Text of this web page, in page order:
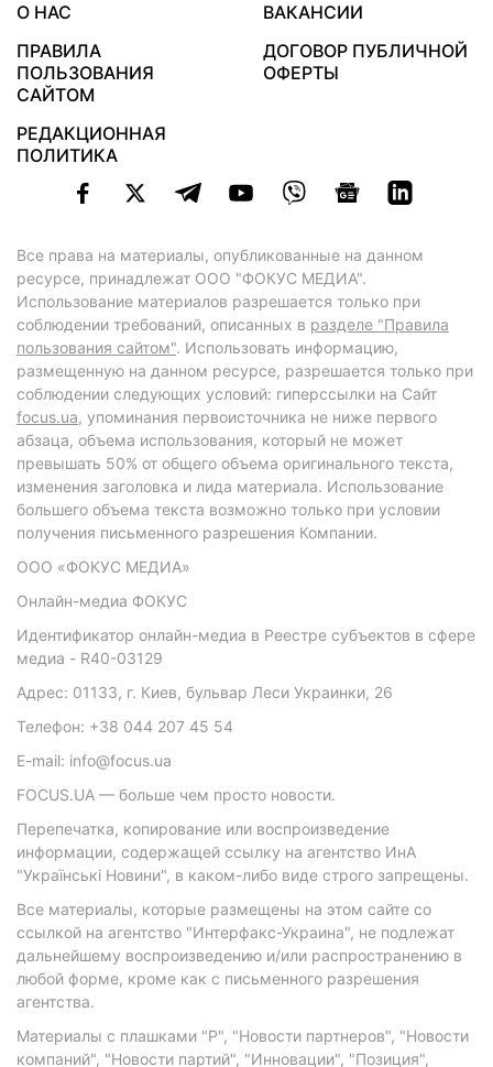
О НАС
ВАКАНСИИ
ПРАВИЛА
ПОЛЬЗОВАНИЯ
САЙТОМ
ДОГОВОР ПУБЛИЧНОЙ
ОФЕРТЫ
РЕДАКЦИОННАЯ
ПОЛИТИКА
Все права на материалы, опубликованные на данном
ресурсе, принадлежат ООО "ФОКУС МЕДИА".
Использование материалов разрешается только при
соблюдении требований, описанных в разделе "Правила
пользования сайтом". Использовать информацию,
размещенную на данном ресурсе, разрешается только при
соблюдении следующих условий: гиперссылки на Сайт
focus.ua, упоминания первоисточника не ниже первого
абзаца, объема использования, который не может
превышать 50% от общего объема оригинального текста,
изменения заголовка и лида материала. Использование
большего объема текста возможно только при условии
получения письменного разрешения Компании.
ООО «ФОКУС МЕДИА»
Онлайн-медиа ФОКУС
Идентификатор онлайн-медиа в Реестре субъектов в сфере
медиа - R40-03129
Адрес: 01133, г. Киев, бульвар Леси Украинки, 26
Телефон: +38 044 207 45 54
E-mail: info@focus.ua
FOCUS.UA — больше чем просто новости.
Перепечатка, копирование или воспроизведение
информации, содержащей ссылку на агентство ИнА
"Українські Новини", в каком-либо виде строго запрещены.
Все материалы, которые размещены на этом сайте со
ссылкой на агентство "Интерфакс-Украина", не подлежат
дальнейшему воспроизведению и/или распространению в
любой форме, кроме как с письменного разрешения
агентства.
Материалы с плашками "Р", "Новости партнеров", "Новости
компаний", "Новости партий", "Инновации", "Позиция",